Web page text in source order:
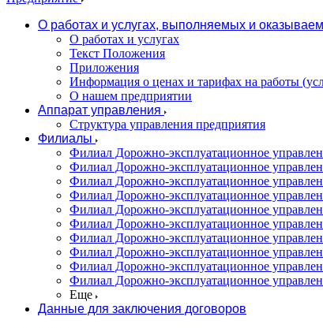
О работах и услугах, выполняемых и
О работах и услугах
Текст Положения
Приложения
Информация о ценах и тарифах на работы
О нашем предприятии
Аппарат управления
Структура управления предприятия
Филиалы
Филиал Дорожно-эксплуатационное
Филиал Дорожно-эксплуатационное
Филиал Дорожно-эксплуатационное
Филиал Дорожно-эксплуатационное
Филиал Дорожно-эксплуатационное
Филиал Дорожно-эксплуатационное
Филиал Дорожно-эксплуатационное
Филиал Дорожно-эксплуатационное
Филиал Дорожно-эксплуатационное
Филиал Дорожно-эксплуатационное
Еще
Данные для заключения договоров